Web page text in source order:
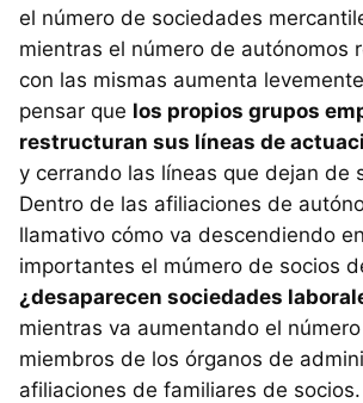
el número de sociedades
mientras el número de autónomos
con las mismas aumenta
pensar que los propios grupos
restructuran sus líneas de
y cerrando las líneas que dejan de
Dentro de las afiliaciones de
llamativo cómo va descendiendo
importantes el múmero de socios
¿desaparecen sociedades
mientras va aumentando el
miembros de los órganos de
afiliaciones de familiares de